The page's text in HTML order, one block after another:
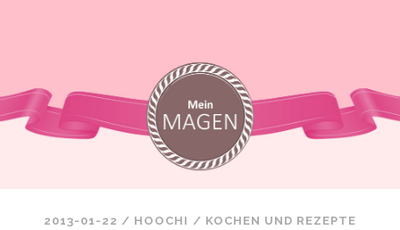
2013-01-22 / HOOCHI / KOCHEN UND REZEPTE